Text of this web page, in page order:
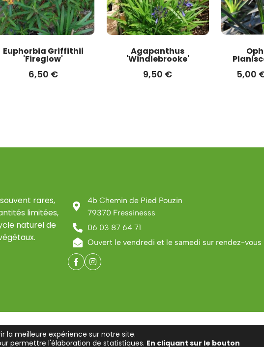
Euphorbia Griffithii
'Fireglow'
6,50 €
Agapanthus
'Windlebrooke'
9,50 € 5,00
rares,
limitées,
naturel de
4b Chemin de Pied Pouzin
79370 Fressinesss
06 03 87 64 71
Ouvert le vendredi et le samedi sur rendez-vous
la meilleure expérience sur notre site.
permettre l'élaboration de statistiques. En cliquant sur le bouton